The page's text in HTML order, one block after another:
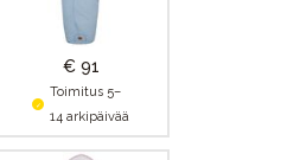
€ 91
Toimitus 5–
14 arkipäivää